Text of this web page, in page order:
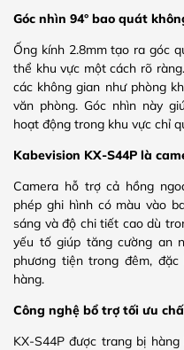
Góc nhìn 94° bao quát
Ống kính 2.8mm tạo ra góc
thể khu vực một cách rõ
các không gian như phòng
văn phòng. Góc nhìn này
hoạt động trong khu vực chỉ
Kabevision KX-S44P là
Camera hỗ trợ cả hồng
phép ghi hình có màu vào
sáng và độ chi tiết cao dù
yếu tố giúp tăng cường an
phương tiện trong đêm,
hàng.
Công nghệ bổ trợ tối ưu
KX-S44P được trang bị